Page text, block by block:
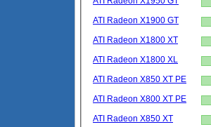
ATI Radeon X1900 GT
ATI Radeon X1800 XT
ATI Radeon X1800 XL
ATI Radeon X850 XT PE
ATI Radeon X800 XT PE
ATI Radeon X850 XT